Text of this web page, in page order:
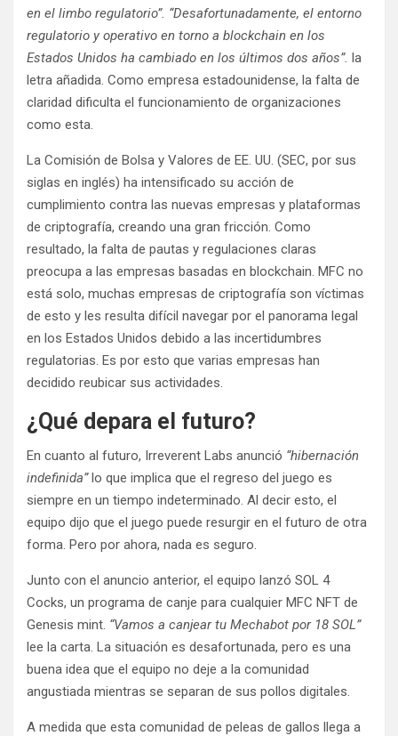
en el limbo regulatorio”. “Desafortunadamente, el entorno
regulatorio y operativo en torno a blockchain en los
Estados Unidos ha cambiado en los últimos dos años”. la
letra añadida. Como empresa estadounidense, la falta de
claridad dificulta el funcionamiento de organizaciones
como esta.
La Comisión de Bolsa y Valores de EE. UU. (SEC, por sus
siglas en inglés) ha intensificado su acción de
cumplimiento contra las nuevas empresas y plataformas
de criptografía, creando una gran fricción. Como
resultado, la falta de pautas y regulaciones claras
preocupa a las empresas basadas en blockchain. MFC no
está solo, muchas empresas de criptografía son víctimas
de esto y les resulta difícil navegar por el panorama legal
en los Estados Unidos debido a las incertidumbres
regulatorias. Es por esto que varias empresas han
decidido reubicar sus actividades.
¿Qué depara el futuro?
En cuanto al futuro, Irreverent Labs anunció “hibernación
indefinida”lo que implica que el regreso del juego es
siempre en un tiempo indeterminado. Al decir esto, el
equipo dijo que el juego puede resurgir en el futuro de otra
forma. Pero por ahora, nada es seguro.
Junto con el anuncio anterior, el equipo lanzó SOL 4
Cocks, un programa de canje para cualquier MFC NFT de
Genesis mint. “Vamos a canjear tu Mechabot por 18 SOL”
lee la carta. La situación es desafortunada, pero es una
buena idea que el equipo no deje a la comunidad
angustiada mientras se separan de sus pollos digitales.
A medida que esta comunidad de peleas de gallos llega a